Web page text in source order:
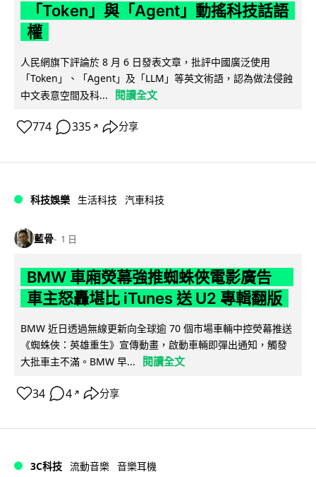
「Token」與「Agent」動搖科技話語
權
人民網旗下評論於 8 月 6 日發表文章，批評中國廣泛使用
「Token」、「Agent」及「LLM」等英文術語，認為做法侵蝕
中文表意空間及科...
閱讀全文
774 335 ↗ 分享
科技娛樂 生活科技 汽車科技
藍骨 1 日
BMW 車廂熒幕強推蜘蛛俠電影廣告
車主怒轟堪比 iTunes 送 U2 專輯翻版
BMW 近日透過無線更新向全球逾 70 個市場車輛中控熒幕推送
《蜘蛛俠：英雄重生》宣傳動畫，啟動車輛即彈出通知，觸發
大批車主不滿。BMW 早...
閱讀全文
34 4 ↗ 分享
3C科技 流動音樂 音樂耳機